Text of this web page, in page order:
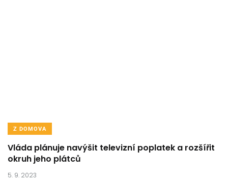
Z DOMOVA
Vláda plánuje navýšit televizní poplatek a rozšířit
okruh jeho plátců
5. 9. 2023